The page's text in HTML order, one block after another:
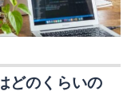
どのくらいの